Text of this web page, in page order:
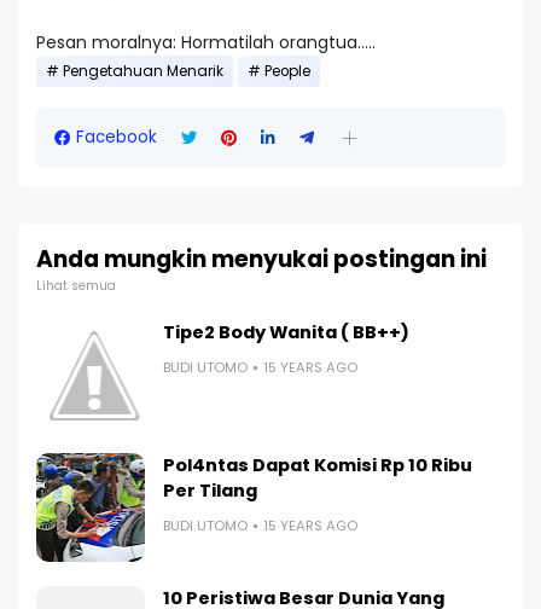
Pesan moralnya: Hormatilah orangtua.....
Pengetahuan Menarik People
Facebook
Anda mungkin menyukai postingan ini
Lihat semua
Tipe2 Body Wanita ( BB++)
BUDI UTOMO 15 YEARS AGO
Pol4ntas Dapat Komisi Rp 10 Ribu
Per Tilang
BUDI UTOMO 15 YEARS AGO
10 Peristiwa Besar Dunia Yang